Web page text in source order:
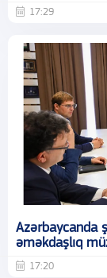
17:29
Azərbaycanda
əməkdaşlıq
17:20